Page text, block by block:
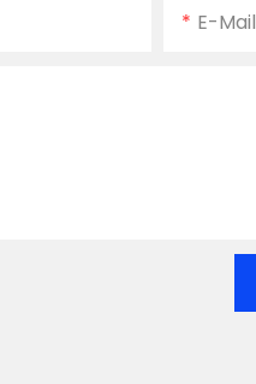
E-Mail